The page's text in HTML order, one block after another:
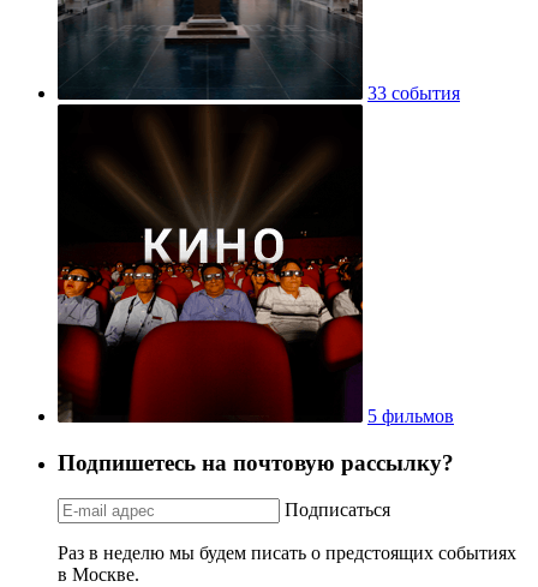
33 события
5 фильмов
Подпишетесь на почтовую рассылку?
Подписаться
Раз в неделю мы будем писать о предстоящих событиях
в Москве.